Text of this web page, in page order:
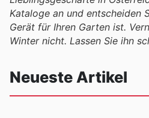
Kataloge an und entscheiden
Gerät für Ihren Garten ist.
Winter nicht. Lassen Sie ihn
Neueste Artikel